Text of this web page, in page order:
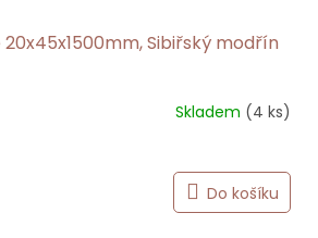
Sibiřský modřín
Skladem (4 ks)
Do košíku